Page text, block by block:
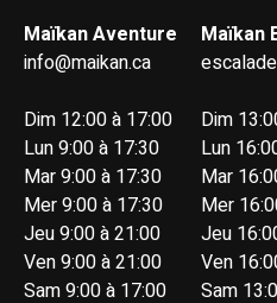
Maïkan Aventure
info@maikan.ca
Dim 12:00 à 17:00
Lun 9:00 à 17:30
Mar 9:00 à 17:30
Mer 9:00 à 17:30
Jeu 9:00 à 21:00
Ven 9:00 à 21:00
Sam 9:00 à 17:00
Maïkan
Dim
Lun
Mar
Mer
Jeu
Ven
Sam